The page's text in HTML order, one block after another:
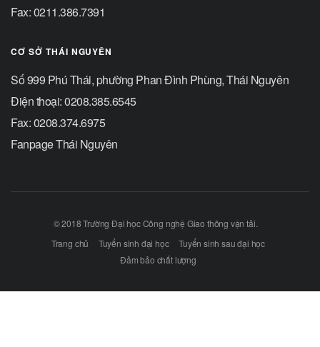
Fax: 0211.386.7391
CƠ SỞ THÁI NGUYÊN
Số 999 Phú Thái, phường Phan Đình Phùng, Thái Nguyên
Điện thoại: 0208.385.6545
Fax: 0208.374.6975
Fanpage Thái Nguyên
© 2018 Trường Đại học Công nghệ Giao thông vận tải.
Trang chủ
Tuyển sinh đại học
Tuyển sinh sau đại học
Đảm bảo chất lượng